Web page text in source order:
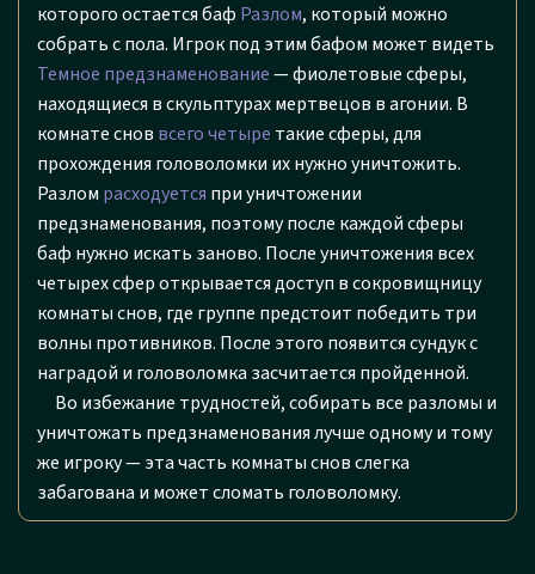
которого остается баф Разлом, который можно
собрать с пола. Игрок под этим бафом может видеть
Темное предзнаменование— фиолетовые сферы,
находящиеся в скульптурах мертвецов в агонии. В
комнате снов всего четыре такие сферы, для
прохождения головоломки их нужно уничтожить.
Разлом расходуется при уничтожении
предзнаменования, поэтому после каждой сферы
баф нужно искать заново. После уничтожения всех
четырех сфер открывается доступ в сокровищницу
комнаты снов, где группе предстоит победить три
волны противников. После этого появится сундук с
наградой и головоломка засчитается пройденной.
Во избежание трудностей, собирать все разломы и
уничтожать предзнаменования лучше одному и тому
же игроку — эта часть комнаты снов слегка
забагована и может сломать головоломку.